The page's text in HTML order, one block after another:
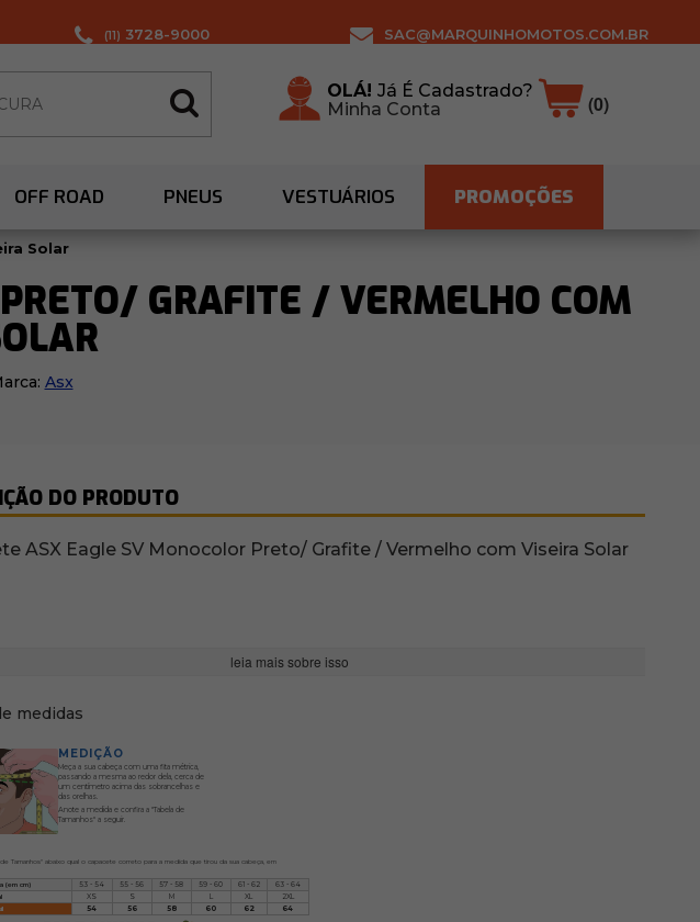
(11) 3728-9000 SAC@MARQUINHOMOTOS.COM.BR
OLÁ!Já É Cadastrado?
Minha Conta
(0)
OFF ROAD PNEUS VESTUÁRIOS PROMOÇÕES
Solar
GRAFITE / VERMELHO COM
Asx
DO PRODUTO
ASX Eagle SV Monocolor Preto/ Grafite / Vermelho com Viseira Solar
leia mais sobre isso
medidas
MEDIÇÃO
Meça a sua cabeça com uma fita métrica,
passando a mesma ao redor dela, cerca de
um centímetro acima das sobrancelhas e
das orelhas.
Anote a medida e confira a "Tabela de
Tamanhos" a seguir.
Tamanhos" abaixo qual o capacete correto para a medida que tirou da sua cabeça, em
(em cm)
53 - 54 55 - 56 57 - 58 59 - 60 61 - 62
63 - 64
XS S M L XL
2XL
54 56 58 60 62 64